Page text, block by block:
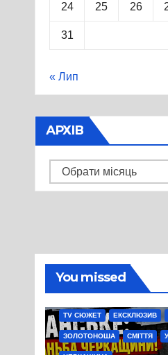
24 25 26
31
« Лип
АРХІВ
Архів
You missed
TV СЮЖЕТ ЕКСКЛЮЗИВ
ЗОЛОТОНОША СМІТТЯ